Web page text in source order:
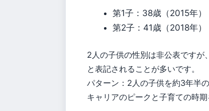
第1子：38歳（2015年）
第2子：41歳（2018年）
2人の子供の性別は非公表ですが
と表記されることが多いです。
パターン：2人の子供を約3年半
キャリアのピークと子育ての時